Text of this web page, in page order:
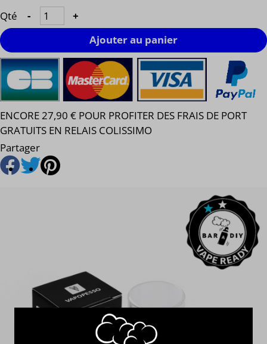
Qté -
+
Ajouter au panier
ENCORE 27,90 € POUR PROFITER DES FRAIS DE PORT
GRATUITS EN RELAIS COLISSIMO
Partager